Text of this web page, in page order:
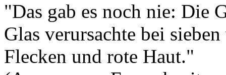
"Das gab es noch nie: Die
Glas verursachte bei
Flecken und rote Haut."